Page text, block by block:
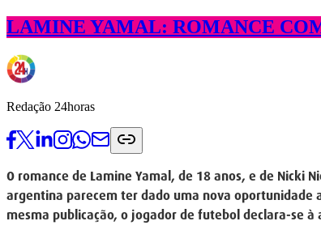
LAMINE YAMAL: ROMANCE
Redação 24horas
O romance de Lamine Yamal, de 18 anos, e de Nicki
argentina parecem ter dado uma nova oportunidade
mesma publicação, o jogador de futebol declara-se à